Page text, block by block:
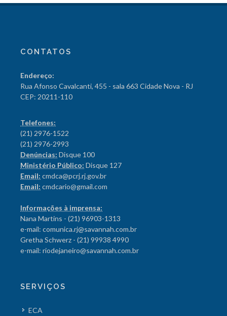
CONTATOS
Endereço:
Rua Afonso Cavalcanti, 455 - sala 663 Cidade Nova - RJ
CEP: 20211-110
Telefones:
(21) 2976-1522
(21) 2976-2993
Denúncias: Disque 100
Ministério Público: Disque 127
Email: cmdca@pcrj.rj.gov.br
Email: cmdcario@gmail.com
Informações à imprensa:
Nana Martins - (21) 96903-1313
e-mail: comunica.rj@savannah.com.br
Gretha Schwerz - (21) 99938 4990
e-mail: riodejaneiro@savannah.com.br
SERVIÇOS
ECA